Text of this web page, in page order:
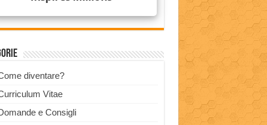
diventare?
Vitae
e Consigli